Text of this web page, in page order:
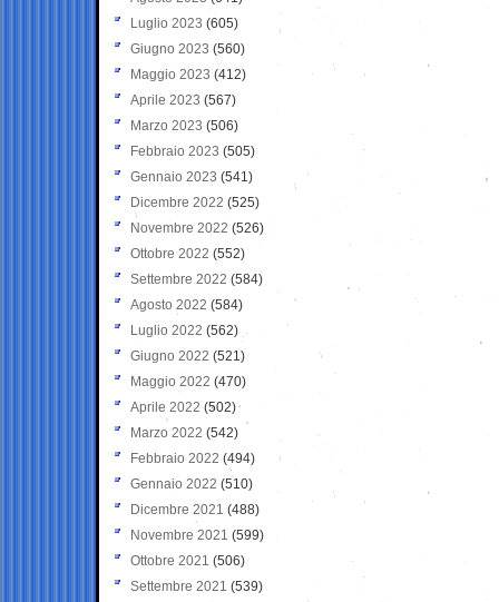
Luglio 2023 (605)
Giugno 2023 (560)
Maggio 2023 (412)
Aprile 2023 (567)
Marzo 2023 (506)
Febbraio 2023 (505)
Gennaio 2023 (541)
Dicembre 2022 (525)
Novembre 2022 (526)
Ottobre 2022 (552)
Settembre 2022 (584)
Agosto 2022 (584)
Luglio 2022 (562)
Giugno 2022 (521)
Maggio 2022 (470)
Aprile 2022 (502)
Marzo 2022 (542)
Febbraio 2022 (494)
Gennaio 2022 (510)
Dicembre 2021 (488)
Novembre 2021 (599)
Ottobre 2021 (506)
Settembre 2021 (539)